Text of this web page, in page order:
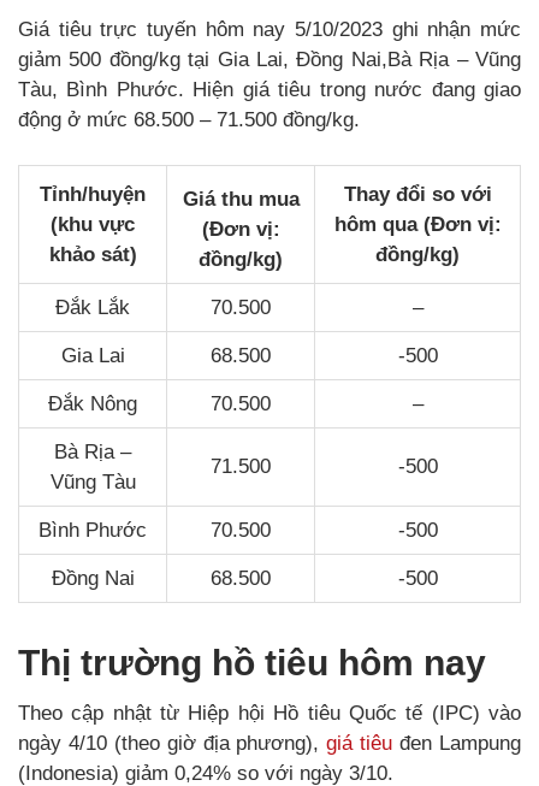
Giá tiêu trực tuyến hôm nay 5/10/2023 ghi nhận mức
giảm 500 đồng/kg tại Gia Lai, Đồng Nai,Bà Rịa – Vũng
Tàu, Bình Phước. Hiện giá tiêu trong nước đang giao
động ở mức 68.500 – 71.500 đồng/kg.
Tỉnh/huyện
(khu vực
khảo sát)
Giá thu mua
(Đơn vị:
đồng/kg)
Thay đổi so với
hôm qua (Đơn vị:
đồng/kg)
Đắk Lắk 70.500 –
Gia Lai 68.500 -500
Đắk Nông 70.500 –
Bà Rịa –
Vũng Tàu
71.500 -500
Bình Phước 70.500 -500
Đồng Nai 68.500 -500
Thị trường hồ tiêu hôm nay
Theo cập nhật từ Hiệp hội Hồ tiêu Quốc tế (IPC) vào
ngày 4/10 (theo giờ địa phương),giá tiêu đen Lampung
(Indonesia) giảm 0,24% so với ngày 3/10.